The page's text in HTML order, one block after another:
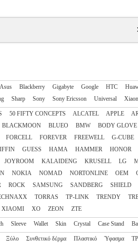
Asus Blackberry Gigabyte Google HTC
Sharp Sony Sony Ericsson Universal
50 FIFTY CONCEPTS ALCATEL APPLE
BLACKMOON BLUEO BMW BODY GLOVE
FORCELL FOREVER FREEWELL G-CUBE
GUESS HAMA HAMMER HONOR
JOYROOM KALAIDENG KRUSELL LG
NOKIA NOMAD NORTONLINE OEM
ROCK SAMSUNG SANDBERG SHIELD
TORRAS TP-LINK TRENDY
XIAOMI XO ZEON ZTE
Sleeve Wallet Skin Crystal Case Stand
Ξύλο Συνθετικό δέρμα Πλαστικό Ύφασμα